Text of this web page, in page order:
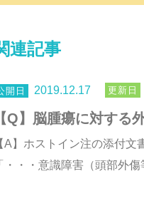
連記事
2019.12.17
【Q】脳腫瘍に対する
A】ホストイン注の添付
・・・意識障害（頭部外